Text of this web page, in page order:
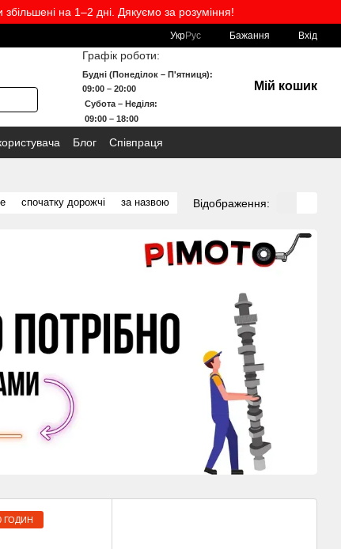
на 1–2 дні. Дякуємо за розуміння!
УкрРус Бажання Вхід
Графік роботи:
Будні (Понеділок – П'ятниця):
09:00 – 20:00
Субота – Неділя:
09:00 – 18:00
Мій кошик
Блог Співпраця
спочатку дорожчі за назвою Відображення:
ГОДИН